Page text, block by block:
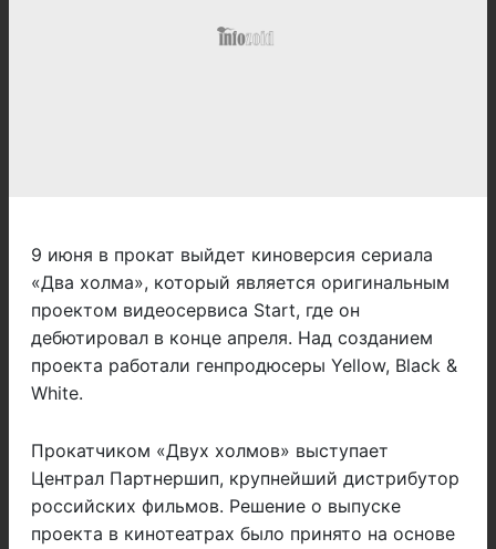
9 июня в прокат выйдет киноверсия сериала
«Два холма», который является оригинальным
проектом видеосервиса Start, где он
дебютировал в конце апреля. Над созданием
проекта работали генпродюсеры Yellow, Black &
White.
Прокатчиком «Двух холмов» выступает
Централ Партнершип, крупнейший дистрибутор
российских фильмов. Решение о выпуске
проекта в кинотеатрах было принято на основе